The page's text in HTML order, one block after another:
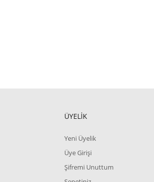
ÜYELİK
Yeni Üyelik
Üye Girişi
Şifremi Unuttum